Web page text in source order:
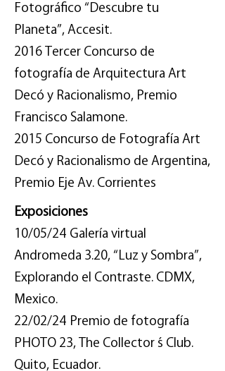
Fotográfico “Descubre tu
Planeta”, Accesit.
2016 Tercer Concurso de
fotografía de Arquitectura Art
Decó y Racionalismo, Premio
Francisco Salamone.
2015 Concurso de Fotografía Art
Decó y Racionalismo de Argentina,
Premio Eje Av. Corrientes
Exposiciones
10/05/24 Galería virtual
Andromeda 3.20, “Luz y Sombra”,
Explorando el Contraste. CDMX,
Mexico.
22/02/24 Premio de fotografía
PHOTO 23, The Collector ́s Club.
Quito, Ecuador.